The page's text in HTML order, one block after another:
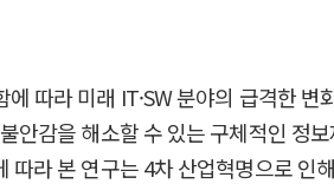
따라 미래 IT·SW 분야의 급격한 변
안감을 해소할 수 있는 구체적인 정
라 본 연구는 4차 산업혁명으로 인